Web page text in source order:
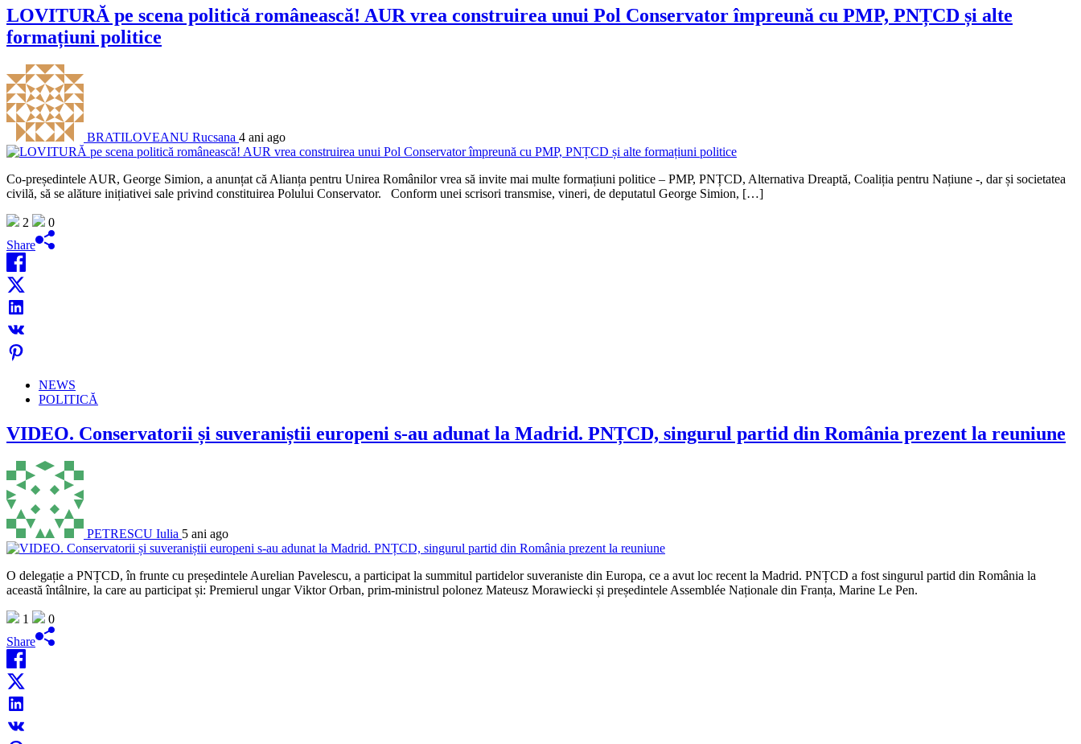
LOVITURĂ pe scena politică românească! AUR vrea construirea unui Pol Conservator împreună cu PMP, PNȚCD și alte
formațiuni politice
BRATILOVEANU Rucsana 4 ani ago
Co-președintele AUR, George Simion, a anunțat că Alianța pentru Unirea Românilor vrea să invite mai multe formațiuni politice – PMP, PNȚCD, Alternativa Dreaptă, Coaliția pentru Națiune -, dar și societatea
civilă, să se alăture inițiativei sale privind constituirea Polului Conservator. Conform unei scrisori transmise, vineri, de deputatul George Simion, […]
2
0
Share
NEWS
POLITICĂ
VIDEO. Conservatorii și suveraniștii europeni s-au adunat la Madrid. PNȚCD, singurul partid din România prezent la reuniune
PETRESCU Iulia 5 ani ago
O delegație a PNȚCD, în frunte cu președintele Aurelian Pavelescu, a participat la summitul partidelor suveraniste din Europa, ce a avut loc recent la Madrid. PNȚCD a fost singurul partid din România la
această întâlnire, la care au participat și: Premierul ungar Viktor Orban, prim-ministrul polonez Mateusz Morawiecki și președintele Assemblée Naționale din Franța, Marine Le Pen.
1
0
Share